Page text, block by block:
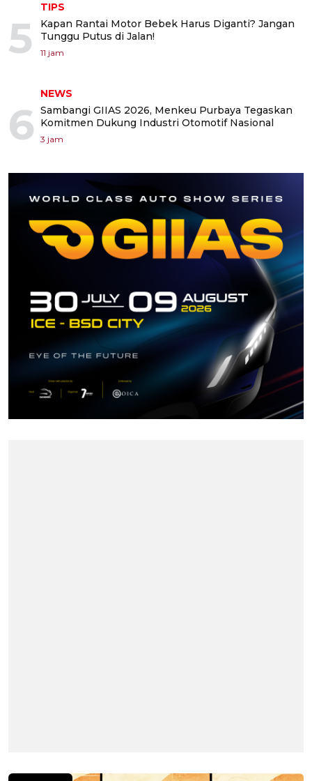
5
TIPS
Kapan Rantai Motor Bebek Harus Diganti? Jangan
Tunggu Putus di Jalan!
11 jam
6
NEWS
Sambangi GIIAS 2026, Menkeu Purbaya Tegaskan
Komitmen Dukung Industri Otomotif Nasional
3 jam